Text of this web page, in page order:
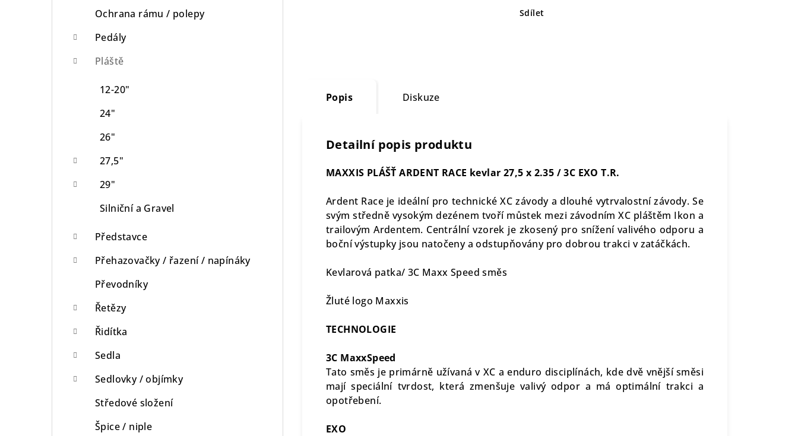
Ochrana rámu / polepy
Pedály
Pláště
12-20"
24"
26"
27,5"
29"
Silniční a Gravel
Představce
Přehazovačky / řazení / napínáky
Převodníky
Řetězy
Řidítka
Sedla
Sedlovky / objímky
Středové složení
Špice / niple
Sdílet
Popis Diskuze
Detailní popis produktu
MAXXIS PLÁŠŤ ARDENT RACE kevlar 27,5 x 2.35 / 3C EXO T.R.
Ardent Race je ideální pro technické XC závody a dlouhé vytrvalostní závody. Se
svým středně vysokým dezénem tvoří můstek mezi závodním XC pláštěm Ikon a
trailovým Ardentem. Centrální vzorek je zkosený pro snížení valivého odporu a
boční výstupky jsou natočeny a odstupňovány pro dobrou trakci v zatáčkách.
Kevlarová patka/ 3C Maxx Speed směs
Žluté logo Maxxis
TECHNOLOGIE
3C MaxxSpeed
Tato směs je primárně užívaná v XC a enduro disciplínách, kde dvě vnější směsi
mají speciální tvrdost, která zmenšuje valivý odpor a má optimální trakci a
opotřebení.
EXO